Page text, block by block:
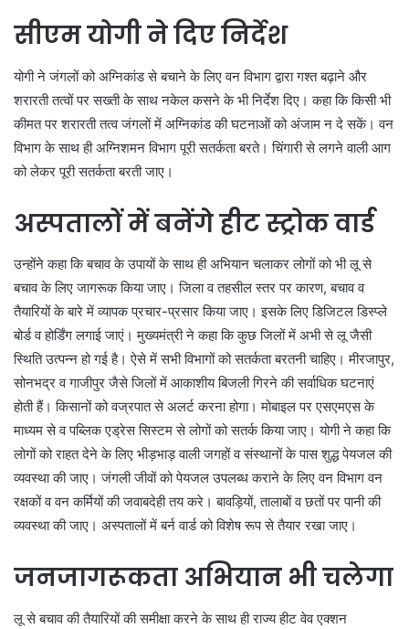
सीएम योगी ने दिए निर्देश
योगी ने जंगलों को अग्निकांड से बचाने के लिए वन विभाग द्वारा गश्त बढ़ाने और
शरारती तत्वों पर सख्ती के साथ नकेल कसने के भी निर्देश दिए। कहा कि किसी भी
कीमत पर शरारती तत्व जंगलों में अग्निकांड की घटनाओं को अंजाम न दे सकें। वन
विभाग के साथ ही अग्निशमन विभाग पूरी सतर्कता बरते। चिंगारी से लगने वाली आग
को लेकर पूरी सतर्कता बरती जाए।
अस्पतालों में बनेंगे हीट स्ट्रोक वार्ड
उन्होंने कहा कि बचाव के उपायों के साथ ही अभियान चलाकर लोगों को भी लू से
बचाव के लिए जागरूक किया जाए। जिला व तहसील स्तर पर कारण, बचाव व
तैयारियों के बारे में व्यापक प्रचार-प्रसार किया जाए। इसके लिए डिजिटल डिस्प्ले
बोर्ड व होर्डिंग लगाई जाएं। मुख्यमंत्री ने कहा कि कुछ जिलों में अभी से लू जैसी
स्थिति उत्पन्न हो गई है। ऐसे में सभी विभागों को सतर्कता बरतनी चाहिए। मीरजापुर,
सोनभद्र व गाजीपुर जैसे जिलों में आकाशीय बिजली गिरने की सर्वाधिक घटनाएं
होती हैं। किसानों को वज्रपात से अलर्ट करना होगा। मोबाइल पर एसएमएस के
माध्यम से व पब्लिक एड्रेस सिस्टम से लोगों को सतर्क किया जाए। योगी ने कहा कि
लोगों को राहत देने के लिए भीड़भाड़ वाली जगहों व संस्थानों के पास शुद्ध पेयजल की
व्यवस्था की जाए। जंगली जीवों को पेयजल उपलब्ध कराने के लिए वन विभाग वन
रक्षकों व वन कर्मियों की जवाबदेही तय करे। बावड़ियों, तालाबों व छतों पर पानी की
व्यवस्था की जाए। अस्पतालों में बर्न वार्ड को विशेष रूप से तैयार रखा जाए।
जनजागरूकता अभियान भी चलेगा
लू से बचाव की तैयारियों की समीक्षा करने के साथ ही राज्य हीट वेव एक्शन